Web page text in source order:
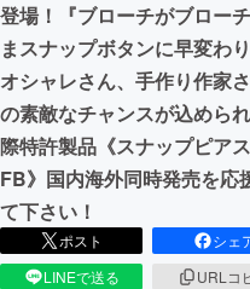
まちづくり・地
CAMPFIRE for Social
CAMPFIREふるさと
登場！『ブローチがブロー
まスナップボタンに早変わり
オシャレさん、手作り作家
の素敵なチャンスが込めら
際特許製品《スナップピアス
FB》国内海外同時発売を応
て下さい！
ポスト
シェ
LINEで送る
URLコ